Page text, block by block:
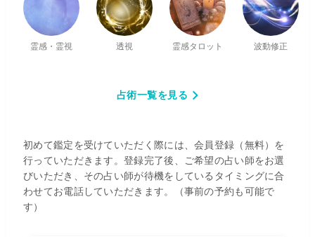
霊感・霊視 透視 霊感タロット 波動修正
占術一覧を見る
初めて鑑定を受けていただく際には、会員登録（無料）を
行っていただきます。登録完了後、ご希望の占い師をお選
びいただき、その占い師が待機をしているタイミングに合
わせてお電話していただきます。（事前の予約も可能で
す）